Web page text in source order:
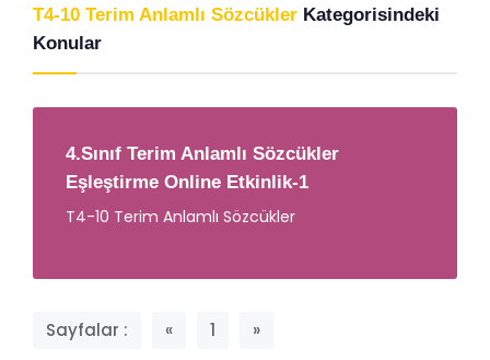
T4-10 Terim Anlamlı Sözcükler Kategorisindeki
Konular
4.Sınıf Terim Anlamlı Sözcükler
Eşleştirme Online Etkinlik-1
T4-10 Terim Anlamlı Sözcükler
Sayfalar : « 1 »